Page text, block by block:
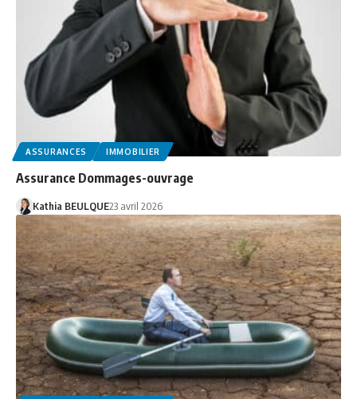
ASSURANCES IMMOBILIER
Assurance Dommages-ouvrage
Kathia BEULQUE23 avril 2026